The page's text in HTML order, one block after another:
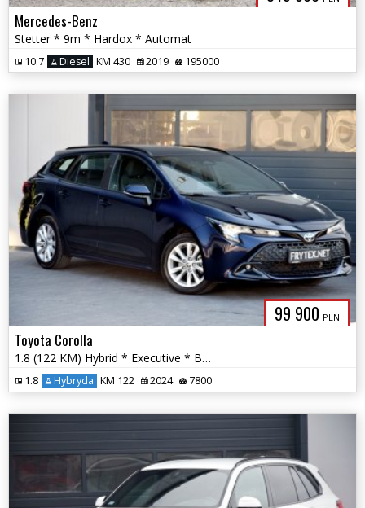
Mercedes-Benz
Stetter * 9m * Hardox * Automat
10.7 Diesel KM 430 2019 195000
99 900 PLN
Toyota Corolla
1.8 (122 KM) Hybrid * Executive * Bi-LED * Kamera Cofania * Nawigacja
1.8 Hybryda KM 122 2024 7800
FRYTEX.NET